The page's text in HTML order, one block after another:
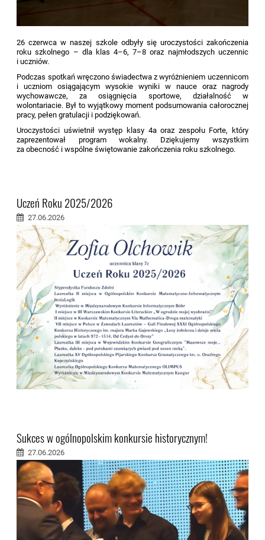
26 czerwca w naszej szkole odbyły się uroczystości zakończenia
roku szkolnego – dla klas 4–6, 7–8 oraz najmłodszych uczennic
i uczniów.
Podczas spotkań wręczono świadectwa z wyróżnieniem uczennicom
i uczniom osiągającym wysokie wyniki w nauce oraz nagrody
wychowawcze, za osiągnięcia sportowe, działalność w
wolontariacie. Był to wyjątkowy moment podsumowania całorocznej
pracy, pełen gratulacji i podziękowań.
Uroczystości uświetnił występ klasy 4a oraz zespołu Forte, który
zaprezentował program wokalny. Dziękujemy wszystkim
za obecność i wspólne świętowanie zakończenia roku szkolnego.
Uczeń Roku 2025/2026
27.06.2026
Sukces w ogólnopolskim konkursie historycznym!
27.06.2026